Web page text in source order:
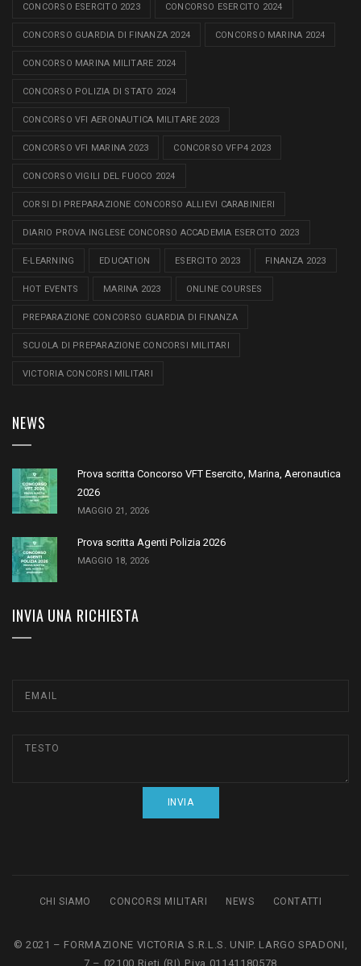
CONCORSO ESERCITO 2023 CONCORSO ESERCITO 2024
CONCORSO GUARDIA DI FINANZA 2024 CONCORSO MARINA 2024
CONCORSO MARINA MILITARE 2024
CONCORSO POLIZIA DI STATO 2024
CONCORSO VFI AERONAUTICA MILITARE 2023
CONCORSO VFI MARINA 2023 CONCORSO VFP4 2023
CONCORSO VIGILI DEL FUOCO 2024
CORSI DI PREPARAZIONE CONCORSO ALLIEVI CARABINIERI
DIARIO PROVA INGLESE CONCORSO ACCADEMIA ESERCITO 2023
E-LEARNING EDUCATION ESERCITO 2023 FINANZA 2023
HOT EVENTS MARINA 2023 ONLINE COURSES
PREPARAZIONE CONCORSO GUARDIA DI FINANZA
SCUOLA DI PREPARAZIONE CONCORSI MILITARI
VICTORIA CONCORSI MILITARI
NEWS
Prova scritta Concorso VFT Esercito, Marina, Aeronautica
2026
MAGGIO 21, 2026
Prova scritta Agenti Polizia 2026
MAGGIO 18, 2026
INVIA UNA RICHIESTA
CHI SIAMO CONCORSI MILITARI NEWS CONTATTI
© 2021 – FORMAZIONE VICTORIA S.R.L.S. UNIP. LARGO SPADONI,
7 – 02100 Rieti (RI) P.iva 01141180578